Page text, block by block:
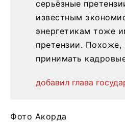
серьёзные
известным
энергетикам тоже
претензии. Похоже,
принимать
добавил глава
Фото Акорда